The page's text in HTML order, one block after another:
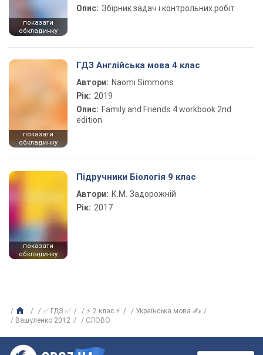
показати
обкладинку
Опис: Збірник задач і контрольних робіт
показати
обкладинку
ГДЗ Англійська мова 4 клас
Автори: Naomi Simmons
Рік: 2019
Опис: Family and Friends 4 workbook 2nd
edition
показати
обкладинку
Підручники Біологія 9 клас
Автори: К.М. Задорожній
Рік: 2017
✅ ГДЗ ✅ ⚡ 2 клас ⚡
Українська мова ✍
Вашуленко 2012
СЛОВО